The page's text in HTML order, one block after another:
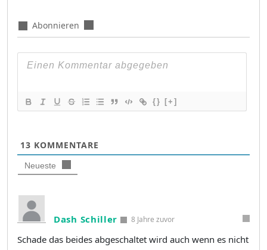
Abonnieren
{} [+]
13 KOMMENTARE
Neueste
Dash Schiller 8 Jahre zuvor
Schade das beides abgeschaltet wird auch wenn es nicht